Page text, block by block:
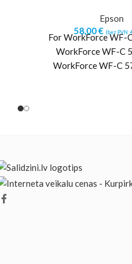
Epson
58,00€ (bez PVN:
For WorkForce WF-
WorkForce WF-C
WorkForce WF-C